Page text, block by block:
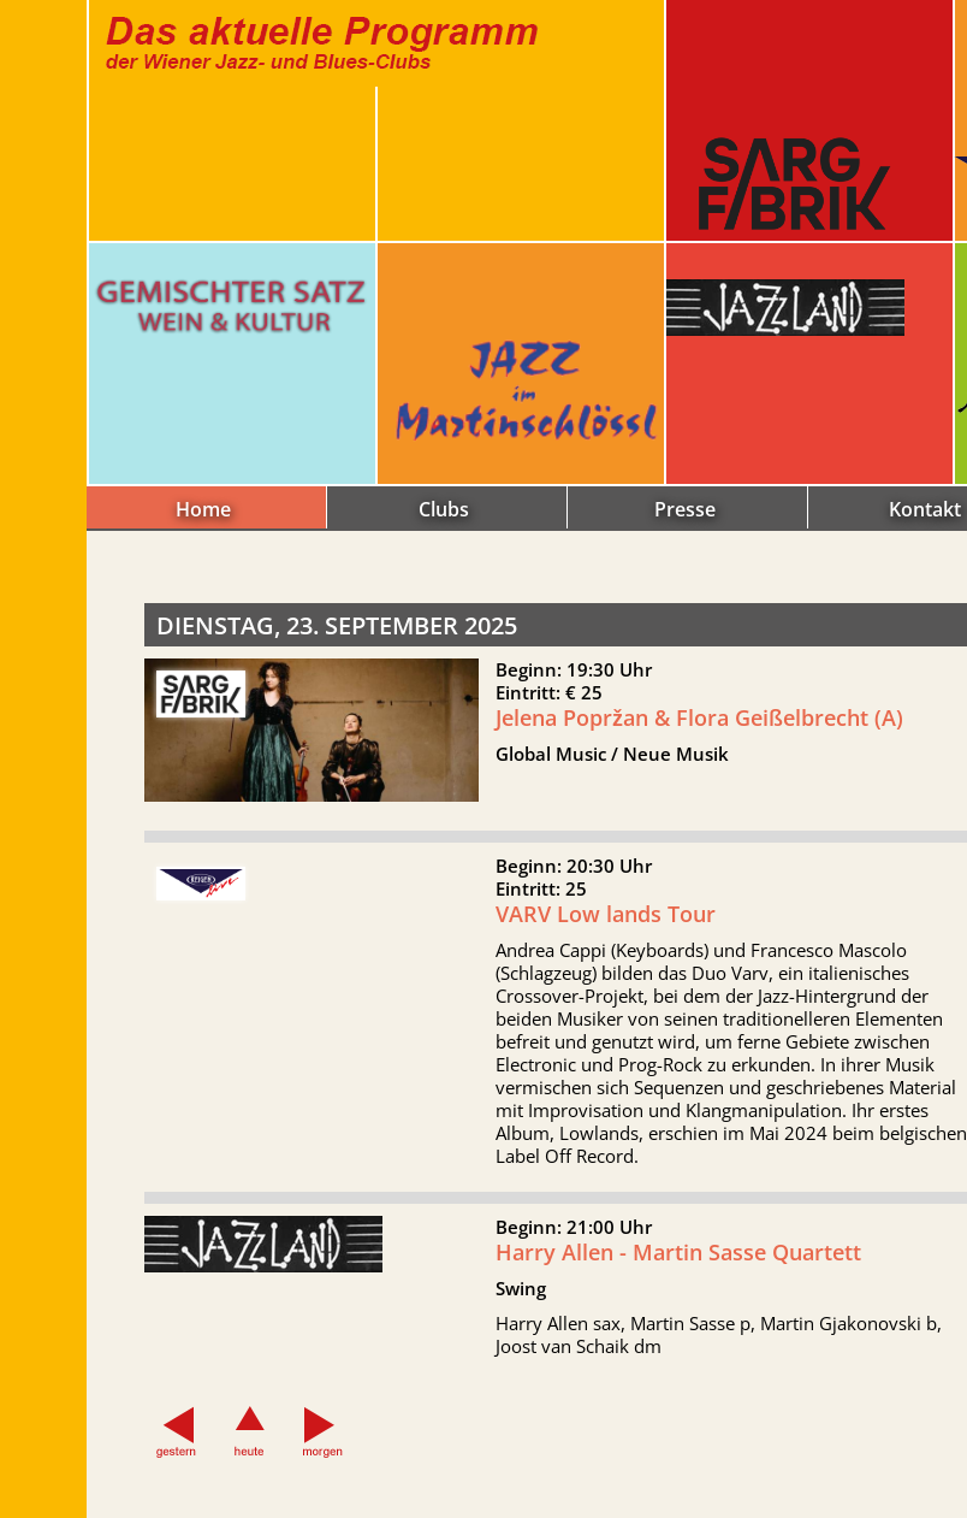
Home Clubs Presse Kontakt
DIENSTAG, 23. SEPTEMBER 2025
Beginn: 19:30 Uhr
Eintritt: € 25
Jelena Popržan & Flora Geißelbrecht (A)
Global Music / Neue Musik
Beginn: 20:30 Uhr
Eintritt: 25
VARV Low lands Tour
Andrea Cappi (Keyboards) und Francesco Mascolo
(Schlagzeug) bilden das Duo Varv, ein italienisches
Crossover-Projekt, bei dem der Jazz-Hintergrund der
beiden Musiker von seinen traditionelleren Elementen
befreit und genutzt wird, um ferne Gebiete zwischen
Electronic und Prog-Rock zu erkunden. In ihrer Musik
vermischen sich Sequenzen und geschriebenes Material
mit Improvisation und Klangmanipulation. Ihr erstes
Album, Lowlands, erschien im Mai 2024 beim belgischen
Label Off Record.
Beginn: 21:00 Uhr
Harry Allen - Martin Sasse Quartett
Swing
Harry Allen sax, Martin Sasse p, Martin Gjakonovski b,
Joost van Schaik dm